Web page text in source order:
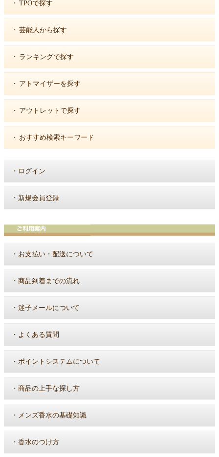
・ TPOで探す
・ 芸能人から探す
・ ランキングで探す
・ アトマイザーを探す
・ アウトレットで探す
・ おすすめ検索キーワード
・ ログイン
・ 新規会員登録
・ お支払い・配送について
・ 商品到着までの流れ
・ 迷子メールについて
・ よくある質問
・ ポイントシステムについて
・ 商品の上手な探し方
・ メンズ香水の基礎知識
・ 香水のつけ方